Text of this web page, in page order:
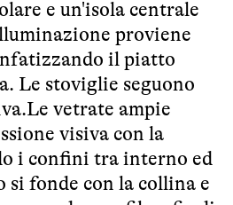
e un'isola centrale
proviene
il piatto
Le stoviglie seguono
vetrate ampie
visiva con la
i confini tra interno ed
si fonde con la collina e